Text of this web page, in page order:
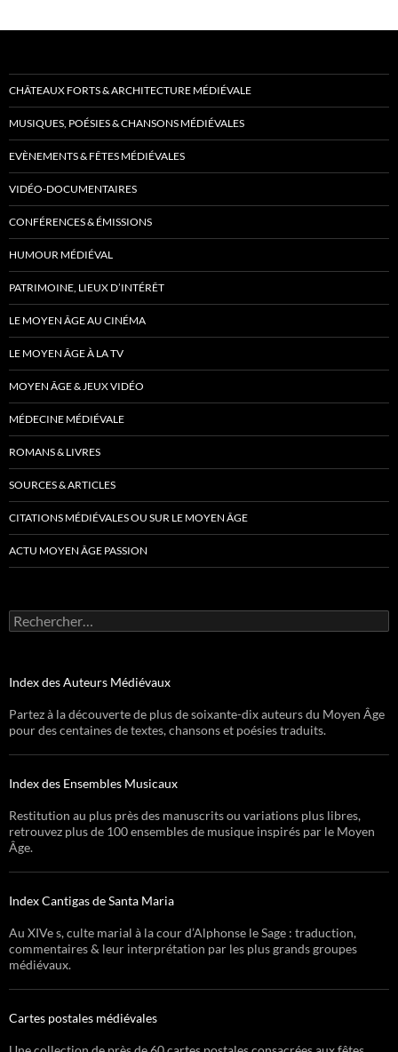
CHÂTEAUX FORTS & ARCHITECTURE MÉDIÉVALE
MUSIQUES, POÉSIES & CHANSONS MÉDIÉVALES
EVÈNEMENTS & FÊTES MÉDIÉVALES
VIDÉO-DOCUMENTAIRES
CONFÉRENCES & ÉMISSIONS
HUMOUR MÉDIÉVAL
PATRIMOINE, LIEUX D’INTÉRÊT
LE MOYEN ÂGE AU CINÉMA
LE MOYEN ÂGE À LA TV
MOYEN ÂGE & JEUX VIDÉO
MÉDECINE MÉDIÉVALE
ROMANS & LIVRES
SOURCES & ARTICLES
CITATIONS MÉDIÉVALES OU SUR LE MOYEN ÂGE
ACTU MOYEN ÂGE PASSION
Rechercher :
Index des Auteurs Médiévaux
Partez à la découverte de plus de soixante-dix auteurs du Moyen Âge
pour des centaines de textes, chansons et poésies traduits.
Index des Ensembles Musicaux
Restitution au plus près des manuscrits ou variations plus libres,
retrouvez plus de 100 ensembles de musique inspirés par le Moyen
Âge.
Index Cantigas de Santa Maria
Au XIVe s, culte marial à la cour d’Alphonse le Sage : traduction,
commentaires & leur interprétation par les plus grands groupes
médiévaux.
Cartes postales médiévales